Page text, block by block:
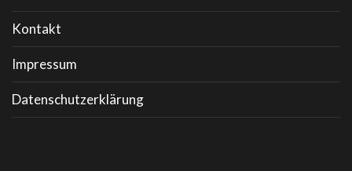
Kontakt
Impressum
Datenschutzerklärung